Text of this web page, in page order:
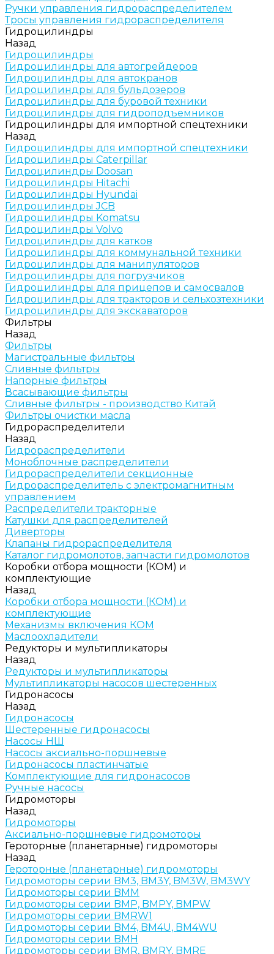
Ручки управления гидрораспределителем
Тросы управления гидрораспределителя
Гидроцилиндры
Назад
Гидроцилиндры
Гидроцилиндры для автогрейдеров
Гидроцилиндры для автокранов
Гидроцилиндры для бульдозеров
Гидроцилиндры для буровой техники
Гидроцилиндры для гидроподъемников
Гидроцилиндры для импортной спецтехники
Назад
Гидроцилиндры для импортной спецтехники
Гидроцилиндры Caterpillar
Гидроцилиндры Doosan
Гидроцилиндры Hitachi
Гидроцилиндры Hyundai
Гидроцилиндры JCB
Гидроцилиндры Komatsu
Гидроцилиндры Volvo
Гидроцилиндры для катков
Гидроцилиндры для коммунальной техники
Гидроцилиндры для манипуляторов
Гидроцилиндры для погрузчиков
Гидроцилиндры для прицепов и самосвалов
Гидроцилиндры для тракторов и сельхозтехники
Гидроцилиндры для экскаваторов
Фильтры
Назад
Фильтры
Магистральные фильтры
Сливные фильтры
Напорные фильтры
Всасывающие фильтры
Сливные фильтры - производство Китай
Фильтры очистки масла
Гидрораспределители
Назад
Гидрораспределители
Моноблочные распределители
Гидрораспределители секционные
Гидрораспределитель с электромагнитным
управлением
Распределители тракторные
Катушки для распределителей
Диверторы
Клапаны гидрораспределителя
Каталог гидромолотов, запчасти гидромолотов
Коробки отбора мощности (КОМ) и
комплектующие
Назад
Коробки отбора мощности (КОМ) и
комплектующие
Механизмы включения КОМ
Маслоохладители
Редукторы и мультипликаторы
Назад
Редукторы и мультипликаторы
Мультипликаторы насосов шестеренных
Гидронасосы
Назад
Гидронасосы
Шестеренные гидронасосы
Насосы НШ
Насосы аксиально-поршневые
Гидронасосы пластинчатые
Комплектующие для гидронасосов
Ручные насосы
Гидромоторы
Назад
Гидромоторы
Аксиально-поршневые гидромоторы
Героторные (планетарные) гидромоторы
Назад
Героторные (планетарные) гидромоторы
Гидромоторы серии BM3, BM3Y, BM3W, BM3WY
Гидромоторы серии BMM
Гидромоторы серии BMP, BMPY, BMPW
Гидромоторы серии BMRW1
Гидромоторы серии BМ4, BM4U, BМ4WU
Гидромоторы серии BМH
Гидромоторы серии BМR, BMRY, BМRE